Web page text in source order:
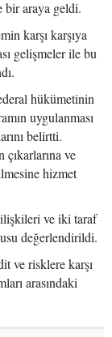
bir araya geldi.
karşı karşıya
gelişmeler ile bu
hükümetinin
uygulanması
belirtti.
ve
hizmet
ve iki taraf
değerlendirildi.
ve risklere karşı
arasındaki